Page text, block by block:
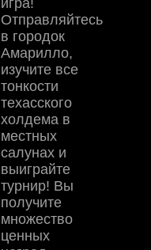
Отправляйтесь
в городок
Амарилло,
изучите все
тонкости
техасского
холдема в
местных
салунах и
выиграйте
турнир! Вы
получите
множество
ценных